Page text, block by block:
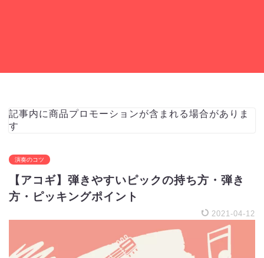
記事内に商品プロモーションが含まれる場合がありま
す
演奏のコツ
【アコギ】弾きやすいピックの持ち方・弾き
方・ピッキングポイント
2021-04-12